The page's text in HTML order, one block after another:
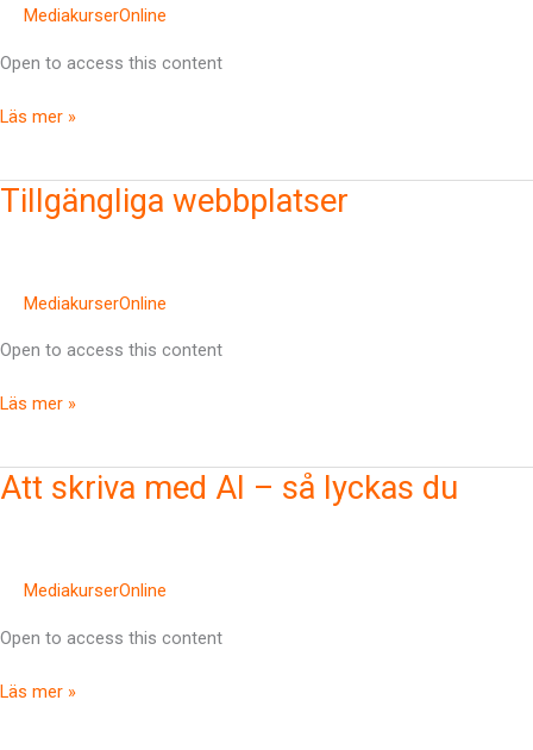
MediakurserOnline
Open to access this content
texter
Läs mer »
Tillgängliga webbplatser
MediakurserOnline
Open to access this content
Tillgängliga
webbplatser
Läs mer »
Att skriva med AI – så lyckas du
MediakurserOnline
Open to access this content
Att
lyckas
Läs mer »